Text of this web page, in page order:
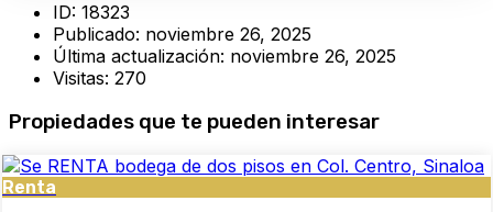
ID: 18323
Publicado: noviembre 26, 2025
Última actualización: noviembre 26, 2025
Visitas: 270
Propiedades que te pueden interesar
Renta